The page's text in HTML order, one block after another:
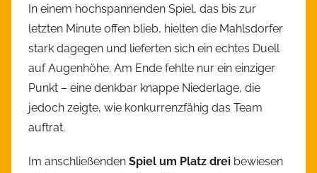
In einem hochspannenden Spiel, das bis zur
letzten Minute offen blieb, hielten die Mahlsdorfer
stark dagegen und lieferten sich ein echtes Duell
auf Augenhöhe. Am Ende fehlte nur ein einziger
Punkt – eine denkbar knappe Niederlage, die
jedoch zeigte, wie konkurrenzfähig das Team
auftrat.
Im anschließenden Spiel um Platz drei bewiesen